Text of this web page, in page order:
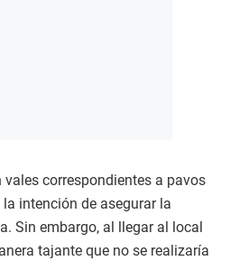
correspondientes a pavos
intención de asegurar la
Sin embargo, al llegar al local
tajante que no se realizaría